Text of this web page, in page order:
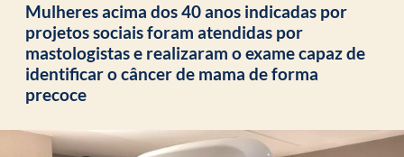
Mulheres acima dos 40 anos indicadas por
projetos sociais foram atendidas por
mastologistas e realizaram o exame capaz de
identificar o câncer de mama de forma
precoce